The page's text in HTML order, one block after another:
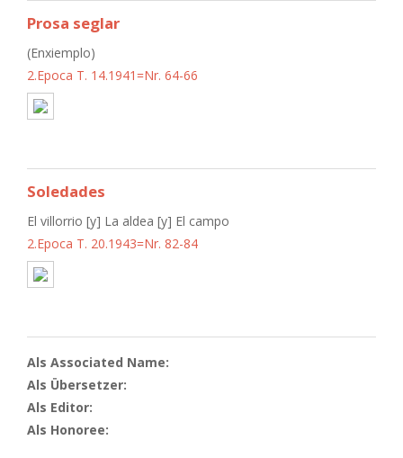
Prosa seglar
(Enxiemplo)
2.Epoca T. 14.1941=Nr. 64-66
Soledades
El villorrio [y] La aldea [y] El campo
2.Epoca T. 20.1943=Nr. 82-84
Als Associated Name:
Als Übersetzer:
Als Editor:
Als Honoree: